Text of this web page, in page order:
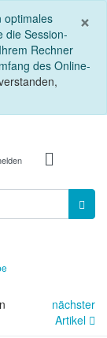
×
optimales
die Session-
Rechner
des Online-
nächster
Artikel